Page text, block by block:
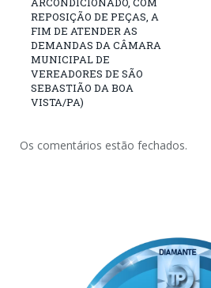
REPOSIÇÃO DE PEÇAS, A
FIM DE ATENDER AS
DEMANDAS DA CÂMARA
MUNICIPAL DE
VEREADORES DE SÃO
SEBASTIÃO DA BOA
VISTA/PA)
Os comentários estão fechados.